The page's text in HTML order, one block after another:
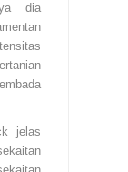
dia
jelas